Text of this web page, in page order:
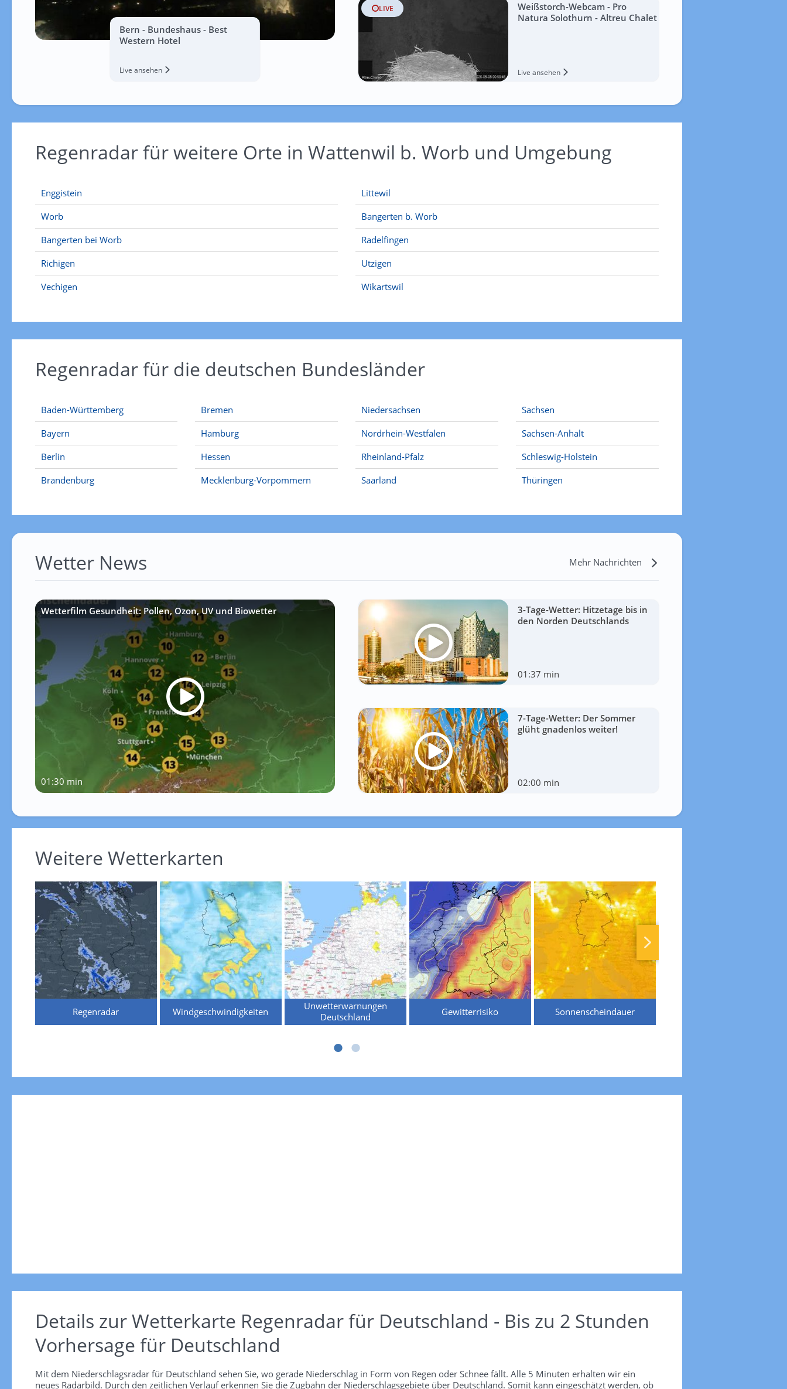
Bern - Bundeshaus - Best
Western Hotel
Live ansehen
LIVE
Weißstorch-Webcam - Pro
Natura Solothurn - Altreu Chalet
Live ansehen
Regenradar für weitere Orte in Wattenwil b. Worb und Umgebung
Enggistein
Worb
Bangerten bei Worb
Richigen
Vechigen
Littewil
Bangerten b. Worb
Radelfingen
Utzigen
Wikartswil
Regenradar für die deutschen Bundesländer
Baden-Württemberg
Bayern
Berlin
Brandenburg
Bremen
Hamburg
Hessen
Mecklenburg-Vorpommern
Niedersachsen
Nordrhein-Westfalen
Rheinland-Pfalz
Saarland
Sachsen
Sachsen-Anhalt
Schleswig-Holstein
Thüringen
Wetter News Mehr Nachrichten
Wetterfilm Gesundheit: Pollen, Ozon, UV und Biowetter
01:30 min
3-Tage-Wetter: Hitzetage bis in
den Norden Deutschlands
01:37 min
7-Tage-Wetter: Der Sommer
glüht gnadenlos weiter!
02:00 min
Weitere Wetterkarten
Regenradar Windgeschwindigkeiten
Unwetterwarnungen
Deutschland
Gewitterrisiko Sonnenscheindauer
Details zur Wetterkarte Regenradar für Deutschland - Bis zu 2 Stunden
Vorhersage für Deutschland
Mit dem Niederschlagsradar für Deutschland sehen Sie, wo gerade Niederschlag in Form von Regen oder Schnee fällt. Alle 5 Minuten erhalten wir ein
neues Radarbild. Durch den zeitlichen Verlauf erkennen Sie die Zugbahn der Niederschlagsgebiete über Deutschland. Somit kann eingeschätzt werden, ob